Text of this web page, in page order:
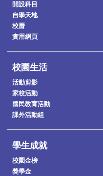
開設科目
自學天地
校曆
實用網頁
校園生活
活動剪影
家校活動
國民教育活動
課外活動組
學生成就
校園金榜
獎學金